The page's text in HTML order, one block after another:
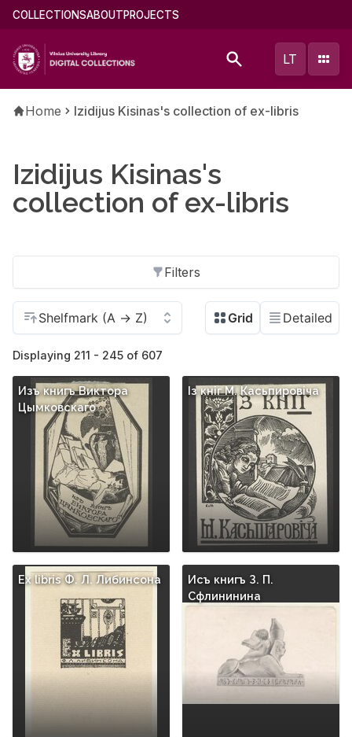
Skip
main
content
Main
(english)
COLLECTIONSABOUTPROJECTS
LT
Breadcrumb
Home Izidijus Kisinas's collection of ex-libris
Izidijus Kisinas's
collection of ex-libris
Filters
Displaying 211 - 245 of 607
Изъ книгъ Виктора
Цымковскаго
Iз кнiг М. Касьпировiча
Ex libris Ф. Л. Либинсона
Исъ книгъ З. П.
Сфлининина